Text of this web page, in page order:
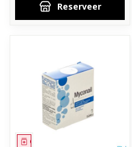
Reserveer
Geneesmiddel